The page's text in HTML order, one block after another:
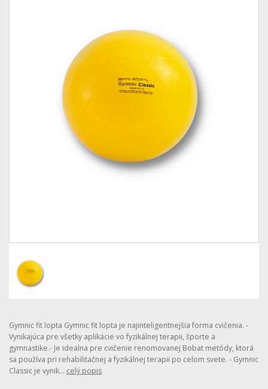
Gymnic fit lopta Gymnic fit lopta je najinteligentnejšia forma cvičenia. -
Vynikajúca pre všetky aplikácie vo fyzikálnej terapii, športe a
gymnastike.- Je idealna pre cvičenie renomovanej Bobat metódy, ktorá
sa používa pri rehabilitačnej a fyzikálnej terapii po celom svete. - Gymnic
Classic je vynik... celý popis